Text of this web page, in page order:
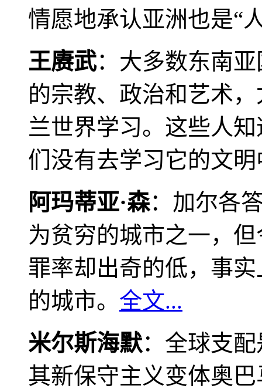
情愿地承认亚洲也是“
王赓武：大多数东南
的宗教、政治和艺术
兰世界学习。这些人
们没有去学习它的文
阿玛蒂亚·森：加尔各
为贫穷的城市之一，
罪率却出奇的低，事
的城市。 全文...
米尔斯海默：全球支
其新保守主义变体奥